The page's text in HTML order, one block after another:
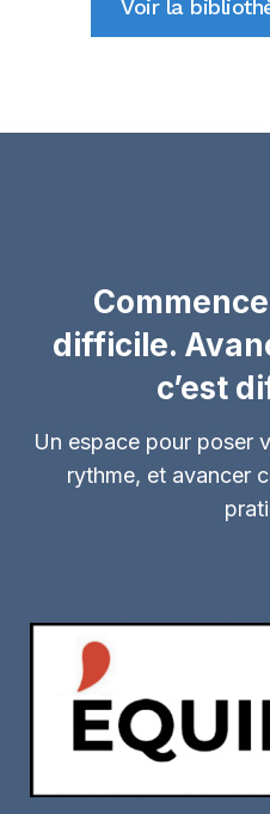
Voir la
difficile.
c’est
Un espace pour poser
rythme, et avancer